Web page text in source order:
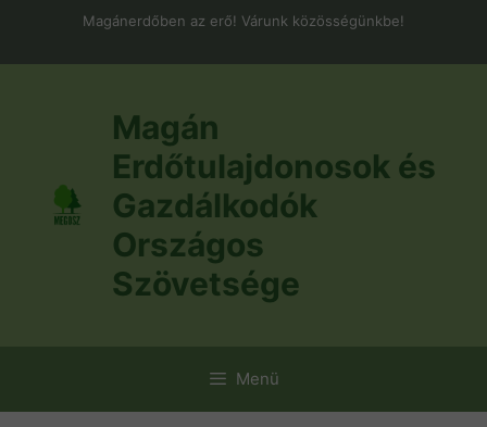
Magánerdőben az erő! Várunk közösségünkbe!
Magán
Erdőtulajdonosok és
Gazdálkodók
Országos
Szövetsége
Menü